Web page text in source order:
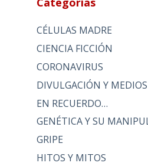
CÉLULAS MADRE
CIENCIA FICCIÓN
CORONAVIRUS
DIVULGACIÓN Y MEDIOS
EN RECUERDO…
GENÉTICA Y SU
GRIPE
HITOS Y MITOS